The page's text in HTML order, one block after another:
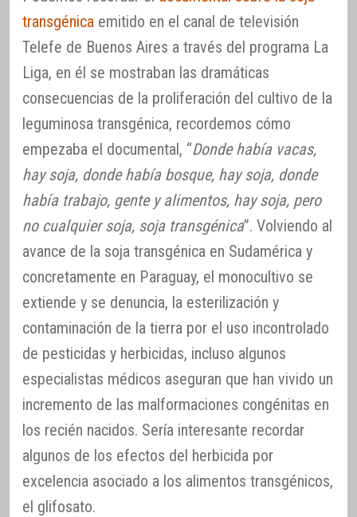
transgénica emitido en el canal de televisión
Telefe de Buenos Aires a través del programa La
Liga, en él se mostraban las dramáticas
consecuencias de la proliferación del cultivo de la
leguminosa transgénica, recordemos cómo
empezaba el documental, “Donde había vacas,
hay soja, donde había bosque, hay soja, donde
había trabajo, gente y alimentos, hay soja, pero
no cualquier soja, soja transgénica”. Volviendo al
avance de la soja transgénica en Sudamérica y
concretamente en Paraguay, el monocultivo se
extiende y se denuncia, la esterilización y
contaminación de la tierra por el uso incontrolado
de pesticidas y herbicidas, incluso algunos
especialistas médicos aseguran que han vivido un
incremento de las malformaciones congénitas en
los recién nacidos. Sería interesante recordar
algunos de los efectos del herbicida por
excelencia asociado a los alimentos transgénicos,
el glifosato.